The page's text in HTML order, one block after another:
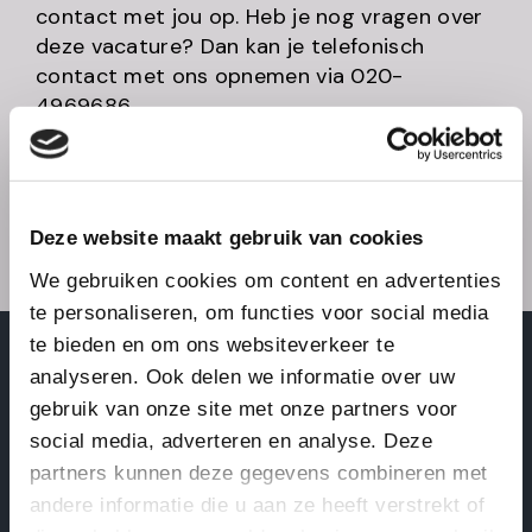
Deze website maakt gebruik van cookies
We gebruiken cookies om content en advertenties
te personaliseren, om functies voor social media
te bieden en om ons websiteverkeer te
analyseren. Ook delen we informatie over uw
gebruik van onze site met onze partners voor
social media, adverteren en analyse. Deze
partners kunnen deze gegevens combineren met
andere informatie die u aan ze heeft verstrekt of
contact met jou op. Heb je nog vragen over
deze vacature? Dan kan je telefonisch
contact met ons opnemen via 020-
4969686.
Acquisitie naar aanleiding van deze vacature
heb jij interesse in deze
functie?
Vul dan hieronder jouw contactgegevens in